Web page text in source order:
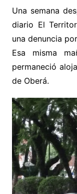
Una semana
diario El
una denuncia
Esa misma
permaneció
de Oberá.